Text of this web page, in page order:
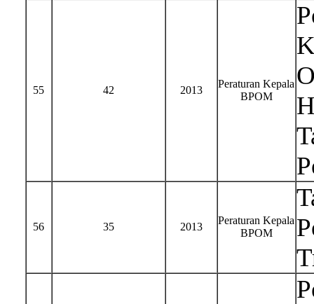
55 42 2013
Peraturan Kepala
BPOM
56 35 2013
Peraturan Kepala
BPOM